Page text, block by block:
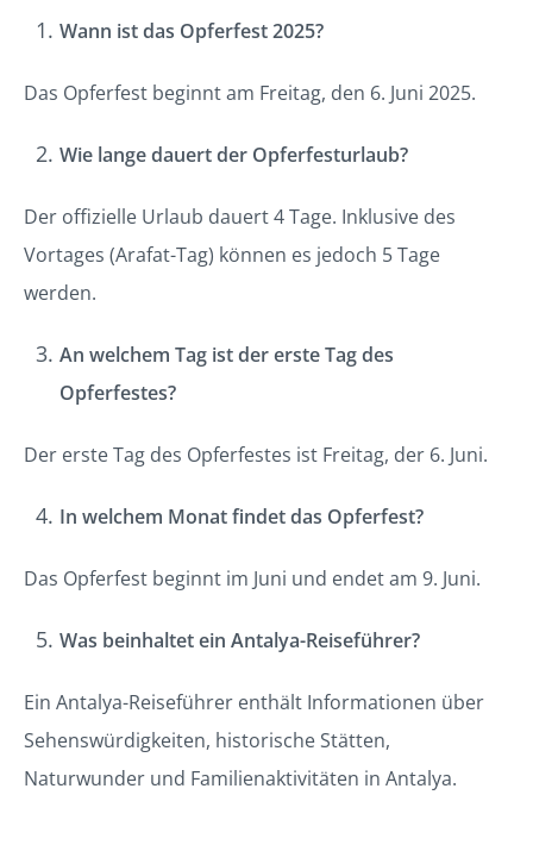
Wann ist das Opferfest 2025?
Das Opferfest beginnt am Freitag, den 6. Juni 2025.
Wie lange dauert der Opferfesturlaub?
Der offizielle Urlaub dauert 4 Tage. Inklusive des
Vortages (Arafat-Tag) können es jedoch 5 Tage
werden.
An welchem Tag ist der erste Tag des
Opferfestes?
Der erste Tag des Opferfestes ist Freitag, der 6. Juni.
In welchem Monatfindetdas Opferfest?
Das Opferfest beginnt im Juni und endet am 9. Juni.
Was beinhaltet ein Antalya-Reiseführer?
Ein Antalya-Reiseführer enthält Informationen über
Sehenswürdigkeiten, historische Stätten,
Naturwunder und Familienaktivitäten in Antalya.